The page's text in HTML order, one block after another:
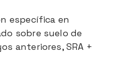
específica en
sobre suelo de
anteriores, SRA +